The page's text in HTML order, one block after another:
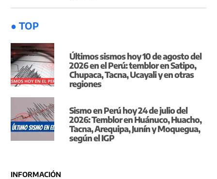
● TOP
Últimos sismos hoy 10 de agosto del
2026 en el Perú: temblor en Satipo,
Chupaca, Tacna, Ucayali y en otras
regiones
Sismo en Perú hoy 24 de julio del
2026: Temblor en Huánuco, Huacho,
Tacna, Arequipa, Junín y Moquegua,
según el IGP
INFORMACIÓN